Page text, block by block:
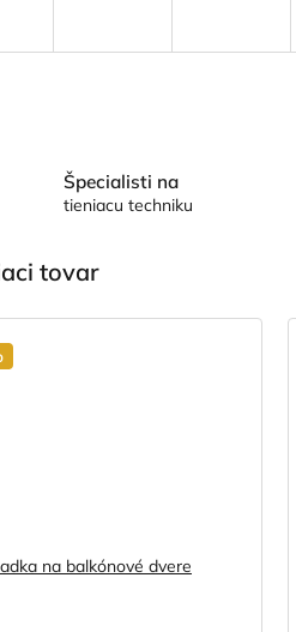
Špecialisti na
tieniacu techniku
tovar
na balkónové dvere